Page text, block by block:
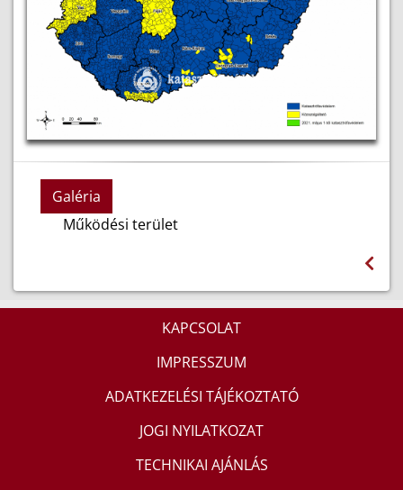
Galéria
Működési terület
KAPCSOLAT
IMPRESSZUM
ADATKEZELÉSI TÁJÉKOZTATÓ
JOGI NYILATKOZAT
TECHNIKAI AJÁNLÁS